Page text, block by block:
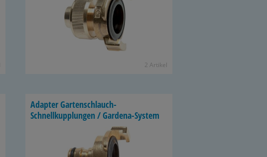
2 Ar­ti­kel
Ad­ap­ter Gartenschlauch-​
Schnellkupplungen / Gardena-​System